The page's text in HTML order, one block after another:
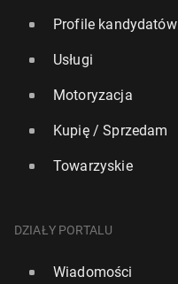
Profile kandydatów
Usługi
Motoryzacja
Kupię / Sprzedam
Towarzyskie
DZIAŁY PORTALU
Wiadomości